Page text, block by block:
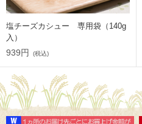
塩チーズカシュー 専用袋（140g
入）
939円 (税込)